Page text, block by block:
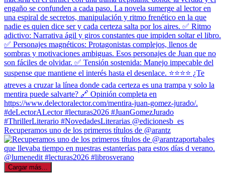
Recuperamos uno de los primeros títulos de @arantz
Cargar más...